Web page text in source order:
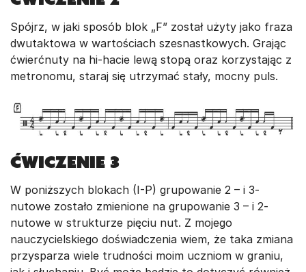
Spójrz, w jaki sposób blok „F” został użyty jako fraza
dwutaktowa w wartościach szesnastkowych. Grając
ćwierćnuty na hi-hacie lewą stopą oraz korzystając z
metronomu, staraj się utrzymać stały, mocny puls.
ĆWICZENIE 3
W poniższych blokach (I-P) grupowanie 2 – i 3-
nutowe zostało zmienione na grupowanie 3 – i 2-
nutowe w strukturze pięciu nut. Z mojego
nauczycielskiego doświadczenia wiem, że taka zmiana
przysparza wiele trudności moim uczniom w graniu,